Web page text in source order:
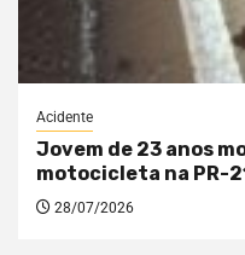
Acidente
Jovem de 23 anos
motocicleta na PR-
28/07/2026